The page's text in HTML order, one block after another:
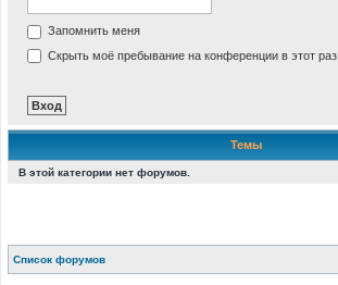
Запомнить меня
Скрыть моё пребывание на конференции в этот раз
Темы
В этой категории нет форумов.
Список форумов